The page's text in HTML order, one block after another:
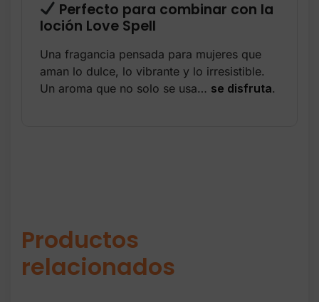
Perfecto para combinar con la
loción Love Spell
Una fragancia pensada para mujeres que
aman lo dulce, lo vibrante y lo irresistible.
Un aroma que no solo se usa… se disfruta.
Productos
relacionados